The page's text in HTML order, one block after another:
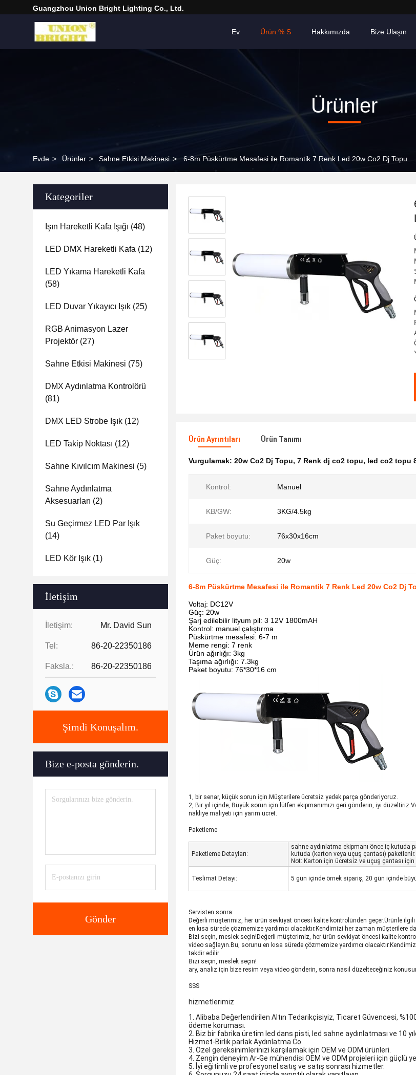
Guangzhou Union Bright Lighting Co., Ltd.
Ev Ürün:% S Hakkımızda Bize Ulaşın
Ürünler
Evde > Ürünler > Sahne Etkisi Makinesi > 6-8m Püskürtme Mesafesi ile Romantik 7 Renk Led 20w Co2 Dj Topu
Kategoriler
Işın Hareketli Kafa Işığı (48)
LED DMX Hareketli Kafa (12)
LED Yıkama Hareketli Kafa
(58)
LED Duvar Yıkayıcı Işık (25)
RGB Animasyon Lazer
Projektör (27)
Sahne Etkisi Makinesi (75)
DMX Aydınlatma Kontrolörü
(81)
DMX LED Strobe Işık (12)
LED Takip Noktası (12)
Sahne Kıvılcım Makinesi (5)
Sahne Aydınlatma
Aksesuarları (2)
Su Geçirmez LED Par Işık
(14)
LED Kör Işık (1)
İletişim
İletişim: Mr. David Sun
Tel: 86-20-22350186
Faksla.: 86-20-22350186
Şimdi Konuşalım.
Bize e-posta gönderin.
Gönder
Ürün Ayrıntıları Ürün Tanımı
Vurgulamak: 20w Co2 Dj Topu, 7 Renk dj co2 topu, led co2 topu
Kontrol: Manuel
KB/GW: 3KG/4.5kg
Paket boyutu: 76x30x16cm
Güç: 20w
6-8m Püskürtme Mesafesi ile Romantik 7 Renk Led 20w Co2 Dj
Voltaj: DC12V
Güç: 20w
Şarj edilebilir lityum pil: 3 12V 1800mAH
Kontrol: manuel çalıştırma
Püskürtme mesafesi: 6-7 m
Meme rengi: 7 renk
Ürün ağırlığı: 3kg
Taşıma ağırlığı: 7.3kg
Paket boyutu: 76*30*16 cm
1, bir senar, küçük sorun için.Müşterilere ücretsiz yedek parça gönderiyoruz.
2, Bir yıl içinde, Büyük sorun için lütfen ekipmanımızı geri gönderin, iyi
nakliye maliyeti için yarım ücret.
Paketleme
Paketleme Detayları:
sahne aydınlatma ekipmanı önce iç kutuda
kutuda (karton veya uçuş çantası) paketlenir.
Not: Karton için ücretsiz ve uçuş çantası için
Teslimat Detayı: 5 gün içinde örnek sipariş, 20 gün içinde
Servisten sonra:
Değerli müşterimiz, her ürün sevkiyat öncesi kalite kontrolünden geçer.Ürünle
en kısa sürede çözmemize yardımcı olacaktır.Kendimizi her zaman müşterilere
Bizi seçin, meslek seçin!Değerli müşterimiz, her ürün sevkiyat öncesi kalite
video sağlayın.Bu, sorunu en kısa sürede çözmemize yardımcı
takdir edilir
Bizi seçin, meslek seçin!
ary, analiz için bize resim veya video gönderin, sonra nasıl düzelteceğiniz
SSS
hizmetlerimiz
1. Alibaba Değerlendirilen Altın Tedarikçisiyiz, Ticaret Güvencesi,
ödeme koruması.
2. Biz bir fabrika üretim led dans pisti, led sahne aydınlatması ve 10
Hizmet-Birlik parlak Aydınlatma Co.
3. Özel gereksinimlerinizi karşılamak için OEM ve ODM ürünleri.
4. Zengin deneyim Ar-Ge mühendisi OEM ve ODM projeleri için güçlü
5. İyi eğitimli ve profesyonel satış ve satış sonrası hizmetler.